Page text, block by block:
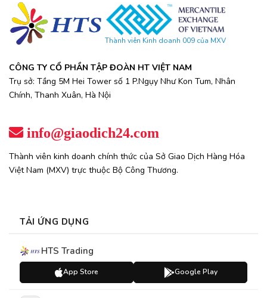
Thành viên Kinh doanh 009 của MXV
CÔNG TY CỔ PHẦN TẬP ĐOÀN HT VIỆT NAM
Trụ sở: Tầng 5M Hei Tower số 1 P.Ngụy Như Kon Tum, Nhân
Chính, Thanh Xuân, Hà Nội
info@giaodich24.com
Thành viên kinh doanh chính thức của Sở Giao Dịch Hàng Hóa
Việt Nam (MXV) trực thuộc Bộ Công Thương.
TẢI ỨNG DỤNG
HTS Trading
App Store Google Play